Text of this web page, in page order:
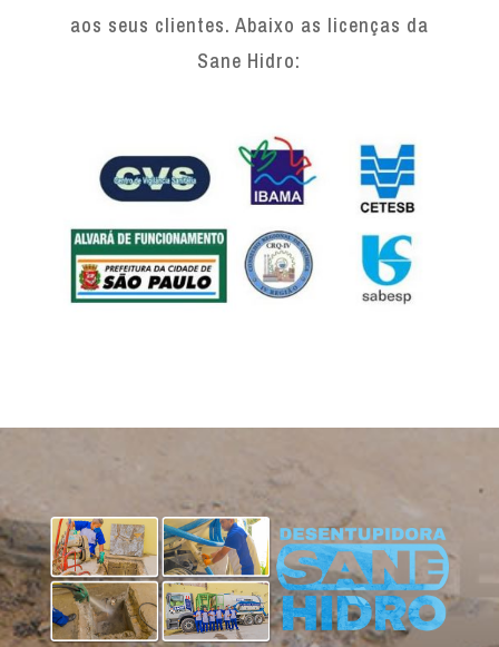
aos seus clientes. Abaixo as licenças da
Sane Hidro: